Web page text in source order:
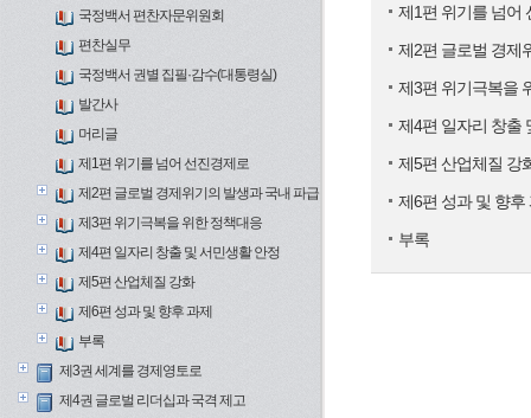
국정백서 편찬자문위원회
편찬실무
국정백서 권별 집필·감수(대통령실)
발간사
머리글
제1편 위기를 넘어 선진경제로
제2편 글로벌 경제위기의 발생과 국내 파급
제3편 위기극복을 위한 정책대응
제4편 일자리 창출 및 서민생활 안정
제5편 산업체질 강화
제6편 성과 및 향후 과제
부록
제3권 세계를 경제영토로
제4권 글로벌 리더십과 국격 제고
제1편 위기를 넘어
제2편 글로벌 경제
제3편 위기극복을
제4편 일자리 창출
제5편 산업체질 강
제6편 성과 및 향후
부록